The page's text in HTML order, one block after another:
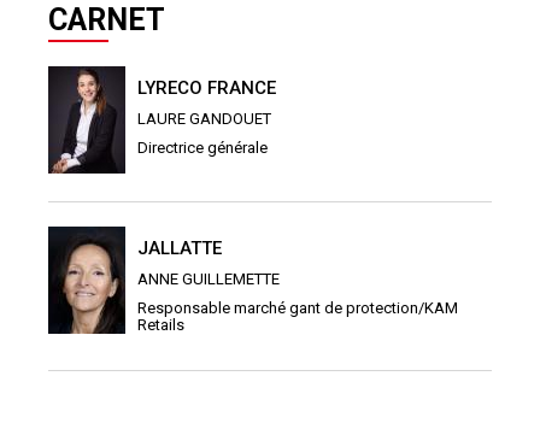
CARNET
LYRECO FRANCE
LAURE GANDOUET
Directrice générale
JALLATTE
ANNE GUILLEMETTE
Responsable marché gant de protection/KAM
Retails